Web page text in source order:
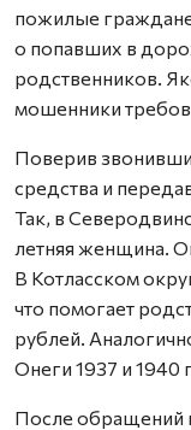
пожилые
о попавших в
родственников.
мошенники
Поверив
средства и
Так, в
летняя женщина.
В Котласском
что помогает
рублей.
Онеги 1937 и
После обращений